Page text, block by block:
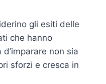
gli esiti delle
che hanno
non sia
sforzi e cresca in